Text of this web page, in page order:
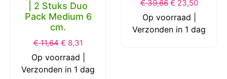
| 2 Stuks Duo
Pack Medium 6
cm.
€11,64 € 8,31
Op voorraad |
Verzonden in 1 dag
€39,66 € 23,50
Op voorraad |
Verzonden in 1 dag